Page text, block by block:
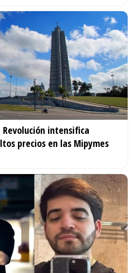
Revolución intensifica
precios en las Mipymes